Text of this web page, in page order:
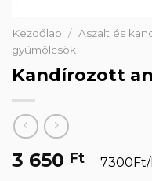
Kezdőlap / Aszalt és
gyümölcsök
Kandírozott
3 650 Ft